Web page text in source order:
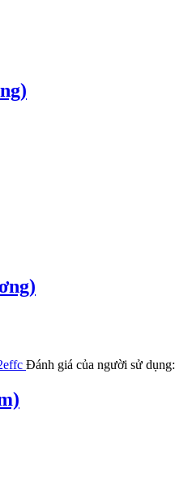
Đánh giá của người sử dụng: